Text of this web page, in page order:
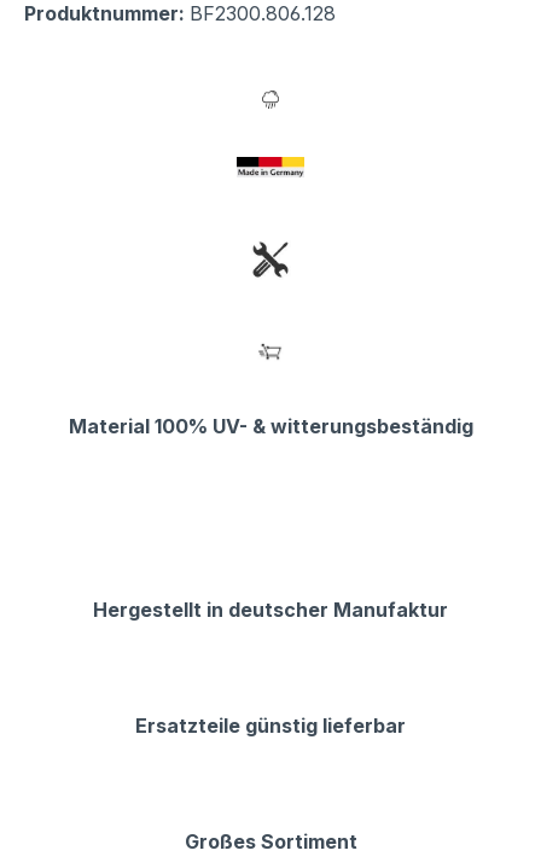
Produktnummer: BF2300.806.128
Material 100% UV- & witterungsbeständig
Hergestellt in deutscher Manufaktur
Ersatzteile günstig lieferbar
Großes Sortiment